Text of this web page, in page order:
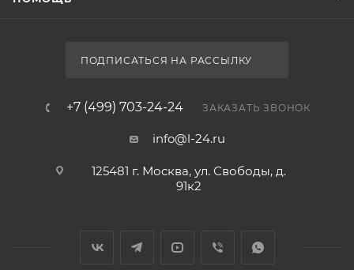
ПОДПИСАТЬСЯ НА РАССЫЛКУ
+7 (499) 703-24-24 ЗАКАЗАТЬ ЗВОНОК
info@l-24.ru
125481 г. Москва, ул. Свободы, д.
91к2